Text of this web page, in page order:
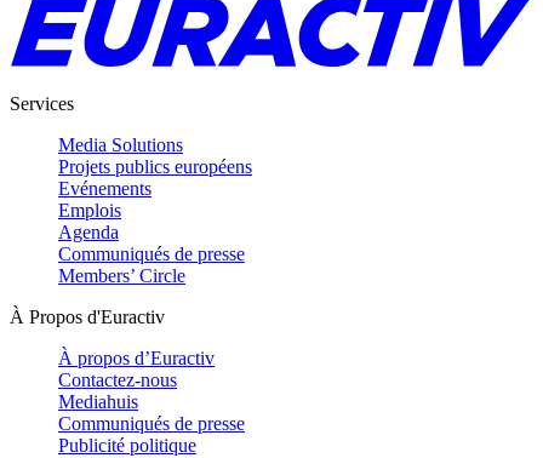
Services
Media Solutions
Projets publics européens
Evénements
Emplois
Agenda
Communiqués de presse
Members’ Circle
À Propos d'Euractiv
À propos d’Euractiv
Contactez-nous
Mediahuis
Communiqués de presse
Publicité politique